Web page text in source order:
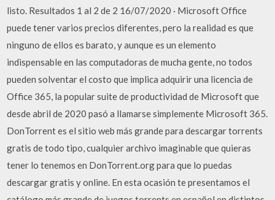
listo. Resultados 1 al 2 de 2 16/07/2020 · Microsoft Office
puede tener varios precios diferentes, pero la realidad es que
ninguno de ellos es barato, y aunque es un elemento
indispensable en las computadoras de mucha gente, no todos
pueden solventar el costo que implica adquirir una licencia de
Office 365, la popular suite de productividad de Microsoft que
desde abril de 2020 pasó a llamarse simplemente Microsoft 365.
DonTorrent es el sitio web más grande para descargar torrents
gratis de todo tipo, cualquier archivo imaginable que quieras
tener lo tenemos en DonTorrent.org para que lo puedas
descargar gratis y online. En esta ocasión te presentamos el